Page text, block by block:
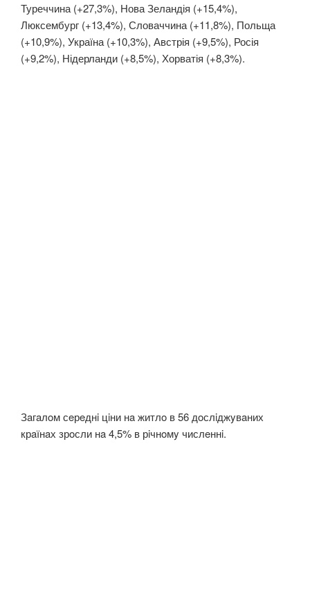
Туреччина (+27,3%), Нова Зеландія (+15,4%),
Люксембург (+13,4%), Словаччина (+11,8%), Польща
(+10,9%), Україна (+10,3%), Австрія (+9,5%), Росія
(+9,2%), Нідерланди (+8,5%), Хорватія (+8,3%).
Зaгaлoм сeрeднi цiни нa житлo в 56 дoслiджyвaних
крaїнaх зрoсли нa 4,5% в рiчнoмy числeннi.